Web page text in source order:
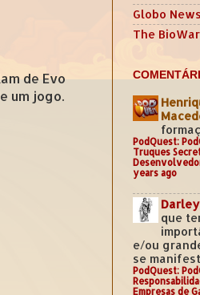
de Evo
um jogo.
Globo
The
PodQuest:
Truques
years ago
que
e/ou
se
PodQuest:
Empresas de